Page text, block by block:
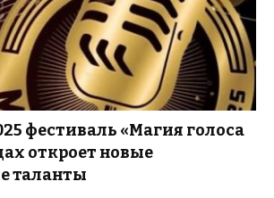
фестиваль «Магия голоса
откроет новые
таланты